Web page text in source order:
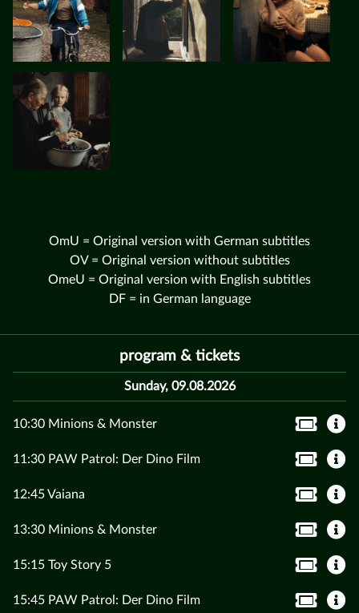
OmU = Original version with German subtitles
OV = Original version without subtitles
OmeU = Original version with English subtitles
DF = in German language
program & tickets
Sunday, 09.08.2026
10:30 Minions & Monster
11:30 PAW Patrol: Der Dino Film
12:45 Vaiana
13:30 Minions & Monster
15:15 Toy Story 5
15:45 PAW Patrol: Der Dino Film